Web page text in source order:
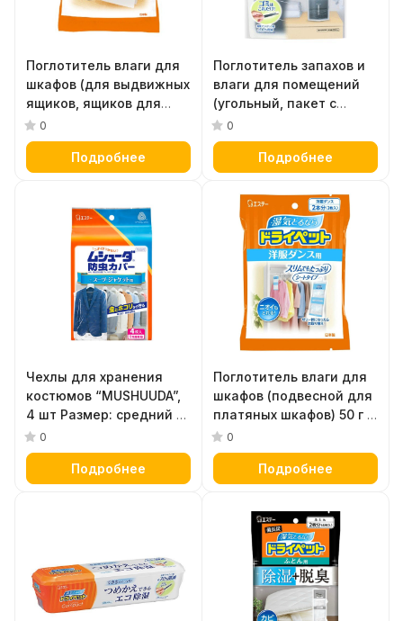
Поглотитель влаги для
шкафов (для выдвижных
ящиков, ящиков для
хранения одежды) 25 г х
12 шт
0
Подробнее
Поглотитель запахов и
влаги для помещений
(угольный, пакет с
дном) 350 мл
0
Подробнее
Чехлы для хранения
костюмов “MUSHUUDA”,
4 шт Размер: средний 61
х 100 см (для пиджаков,
рубашек, костюмов)
0
Подробнее
Поглотитель влаги для
шкафов (подвесной для
платяных шкафов) 50 г х
2 шт
0
Подробнее